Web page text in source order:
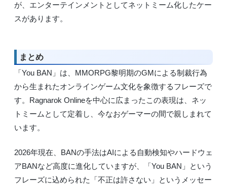
が、エンターテインメントとしてネットミーム化したケー
スがあります。
まとめ
「You BAN」は、MMORPG黎明期のGMによる制裁行為
から生まれたオンラインゲーム文化を象徴するフレーズで
す。Ragnarok Onlineを中心に広まったこの表現は、ネッ
トミームとして定着し、今なおゲーマーの間で親しまれて
います。
2026年現在、BANの手法はAIによる自動検知やハードウェ
アBANなど高度に進化していますが、「You BAN」という
フレーズに込められた「不正は許さない」というメッセー